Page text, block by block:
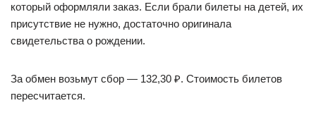
который оформляли заказ. Если брали билеты на детей, их
присутствие не нужно, достаточно оригинала
свидетельства о рождении.
За обмен возьмут сбор — 132,30 ₽. Стоимость билетов
пересчитается.